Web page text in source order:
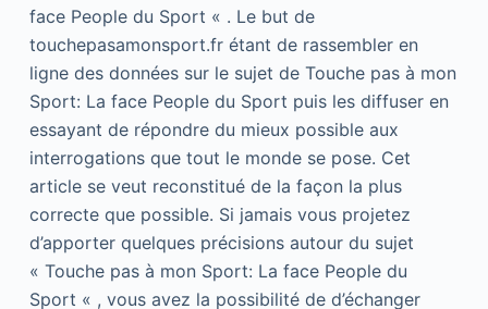
face People du Sport « . Le but de
touchepasamonsport.fr étant de rassembler en
ligne des données sur le sujet de Touche pas à mon
Sport: La face People du Sport puis les diffuser en
essayant de répondre du mieux possible aux
interrogations que tout le monde se pose. Cet
article se veut reconstitué de la façon la plus
correcte que possible. Si jamais vous projetez
d’apporter quelques précisions autour du sujet
« Touche pas à mon Sport: La face People du
Sport « , vous avez la possibilité de d’échanger